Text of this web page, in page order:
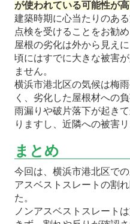
が使われている可能性が高
建築時期に心当たりのあ
点検を受けることをお勧め
屋根の劣化は外から見え
頃にはすでに大きな被害
ません。
横浜市港北区の気候は梅
く、劣化した屋根材への
雨漏りや破片落下が起き
りますし、近隣への被害
まとめ
今回は、横浜市港北区で
アスベストスレートの割
た。
ノンアスベストスレート